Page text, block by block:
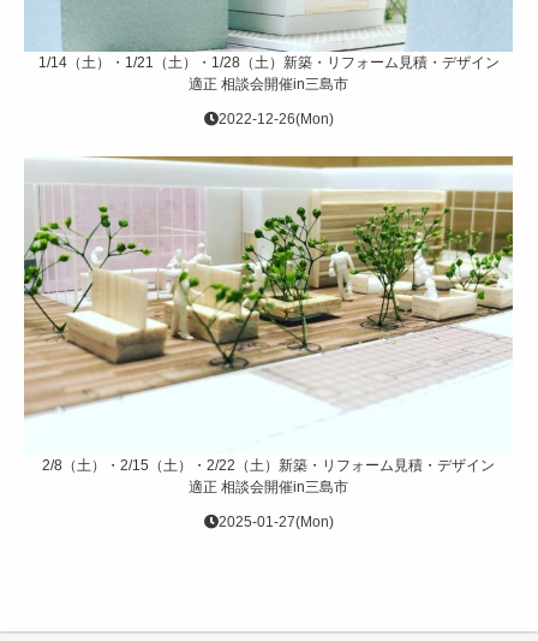
1/14（土）・1/21（土）・1/28（土）新築・リフォーム見積・デザイン
適正 相談会開催in三島市
2022-12-26(Mon)
2/8（土）・2/15（土）・2/22（土）新築・リフォーム見積・デザイン
適正 相談会開催in三島市
2025-01-27(Mon)